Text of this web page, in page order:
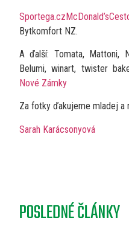
Sportega.czMcDonald’s
Bytkomfort NZ.
A ďalší: Tomata, Mattoni,
Belumi, winart, twister
Nové Zámky
Za fotky ďakujeme mladej a
Sarah Karácsonyová
POSLEDNÉ ČLÁNKY